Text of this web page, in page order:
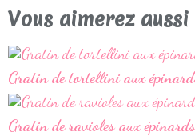
Vous aimerez aussi
Gratin de tortellini aux
Gratin de ravioles aux épinards